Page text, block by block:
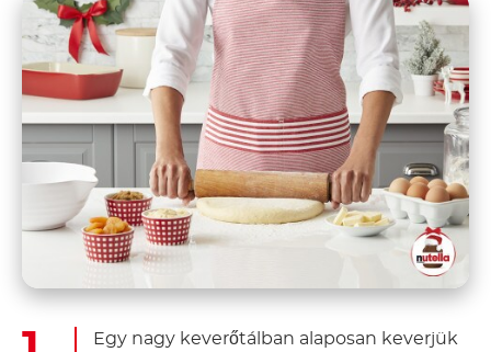
Egy nagy keverőtálban alaposan keverjük